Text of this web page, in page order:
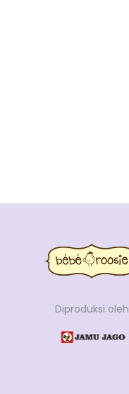
Diproduksi oleh